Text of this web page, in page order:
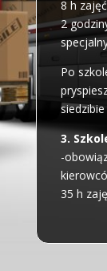
8 h
2
Po
siedzibie
3.
-
35 h